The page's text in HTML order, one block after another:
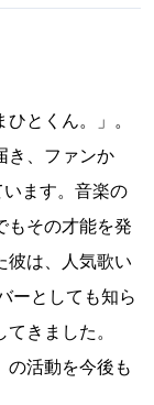
とくん。」。
き、ファンか
ます。音楽の
もその才能を発
彼は、人気歌い
ーとしても知ら
きました。
の活動を今後も